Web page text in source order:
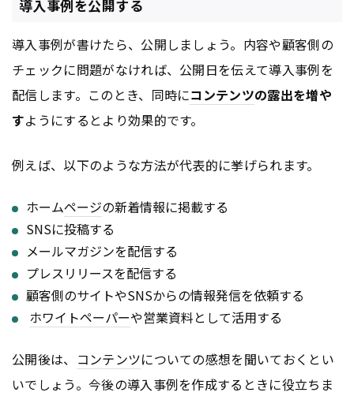
導入事例を公開する
導入事例が書けたら、公開しましょう。内容や顧客側の
チェックに問題がなければ、公開日を伝えて導入事例を
配信します。このとき、同時にコンテンツの露出を増や
すようにするとより効果的です。
例えば、以下のような方法が代表的に挙げられます。
ホームページの新着情報に掲載する
SNSに投稿する
メールマガジンを配信する
プレスリリースを配信する
顧客側のサイトやSNSからの情報発信を依頼する
ホワイトペーパーや営業資料として活用する
公開後は、 コンテンツについての感想を聞いておくとい
いでしょう。今後の導入事例を作成するときに役立ちま